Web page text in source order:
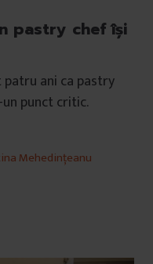
pastry chef își
ani ca pastry
punct critic.
Mehedințeanu